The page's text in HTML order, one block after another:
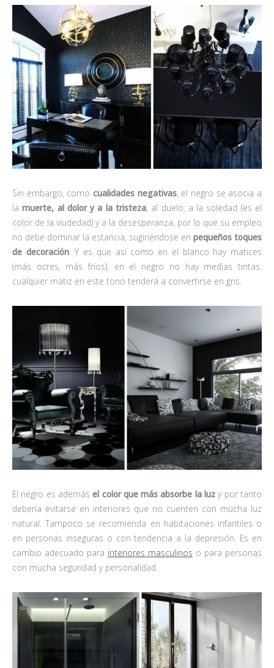
Sin embargo, como cualidades negativas, el negro se asocia a
lamuerte, al dolor y a la tristeza, al duelo, a la soledad (es el
color de la viudedad) y a la desesperanza, por lo que su empleo
no debe dominar la estancia, sugiriéndose en pequeños toques
de decoración. Y es que así como en el blanco hay matices
(más ocres, más fríos), en el negro no hay medias tintas:
cualquier matiz en este tono tenderá a convertirse en gris.
El negro es ademásel color que más absorbe la luz y por tanto
debería evitarse en interiores que no cuenten con mucha luz
natural. Tampoco se recomienda en habitaciones infantiles o
en personas inseguras o con tendencia a la depresión. Es en
cambio adecuado para interiores masculinos o para personas
con mucha seguridad y personalidad.